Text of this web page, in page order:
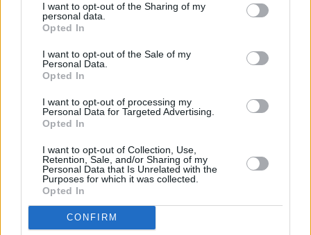
I want to opt-out of the Sharing of my
personal data.
Opted In
I want to opt-out of the Sale of my
Personal Data.
Opted In
I want to opt-out of processing my
Personal Data for Targeted Advertising.
Opted In
I want to opt-out of Collection, Use,
Retention, Sale, and/or Sharing of my
Personal Data that Is Unrelated with the
Purposes for which it was collected.
Opted In
CONFIRM
Πριν 5 ημέρες
ανθυγιεινό επίδομα